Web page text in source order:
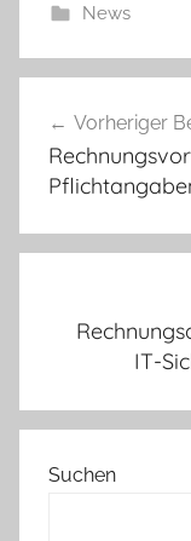
News
Vorheriger
IT-
Suchen